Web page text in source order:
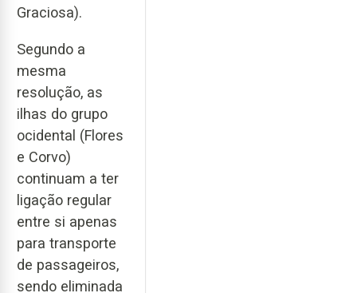
Graciosa).
Segundo a
mesma
resolução, as
ilhas do grupo
ocidental (Flores
e Corvo)
continuam a ter
ligação regular
entre si apenas
para transporte
de passageiros,
sendo eliminada